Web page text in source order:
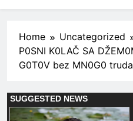
Home
Uncategorized
P0SNI K0LAČ SA
G0T0V bez MN0G0 truda